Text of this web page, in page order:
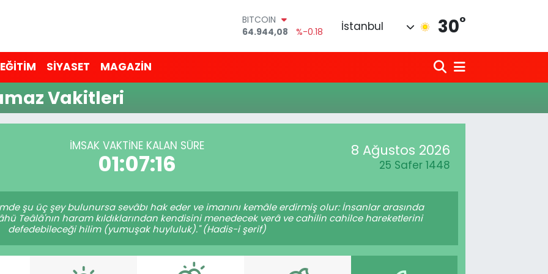
BITCOIN
64.944,08
%-0.18
55,2510
%0.32
İstanbul 30°
EĞİTİM SİYASET MAGAZİN
Vakitleri
İMSAK VAKTINE KALAN SÜRE
01:07:16 8 Ağustos 2026
25 Safer 1448
şu üç şey bulunursa sevâbı hak eder ve imanını kemâle erdirmiş olur: İnsanlar arasında
Teâlâ'nın haram kıldıklarından kendisini menedecek verâ ve cahilin cahilce hareketlerini
defedebileceği hilim (yumuşak huyluluk)." (Hadis-i şerif)